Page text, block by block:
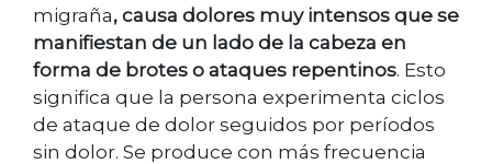
migraña, causa dolores muy intensos que se
manifiestan de un lado de la cabeza en
forma de brotes o ataques repentinos. Esto
significa que la persona experimenta ciclos
de ataque de dolor seguidos por períodos
sin dolor. Se produce con más frecuencia